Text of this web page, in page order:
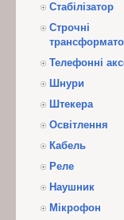
Стабілізатор
Строчні
Телефонні
Шнури
Штекера
Освітлення
Кабель
Реле
Наушник
Мікрофон